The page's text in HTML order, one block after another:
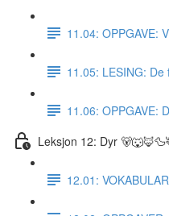
11.04: OPPGAVE:
11.05: LESING:
11.06: OPPGAVE:
Leksjon 12: Dyr
12.01: